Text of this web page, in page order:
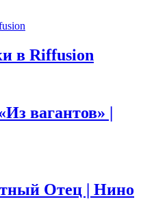
в Riffusion
вагантов» |
Отец | Нино